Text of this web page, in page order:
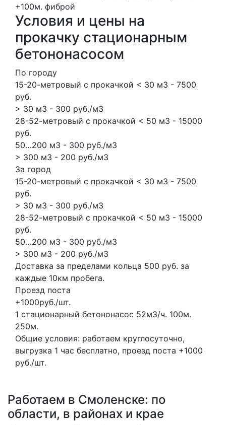
+100м. фиброй
Условия и цены на
прокачку стационарным
бетононасосом
По городу
15-20-метровый с прокачкой < 30 м3 - 7500
руб.
> 30 м3 - 300 руб./м3
28-52-метровый с прокачкой < 50 м3 - 15000
руб.
50…200 м3 - 300 руб./м3
> 300 м3 - 200 руб./м3
За город
15-20-метровый с прокачкой < 30 м3 - 7500
руб.
> 30 м3 - 300 руб./м3
28-52-метровый с прокачкой < 50 м3 - 15000
руб.
50…200 м3 - 300 руб./м3
> 300 м3 - 200 руб./м3
Доставка за пределами кольца 500 руб. за
каждые 10км пробега.
Проезд поста
+1000руб./шт.
1 стационарный бетононасос 52м3/ч. 100м.
250м.
Общие условия: работаем круглосуточно,
выгрузка 1 час бесплатно, проезд поста +1000
руб./шт.
Работаем в Смоленске: по
области, в районах и крае